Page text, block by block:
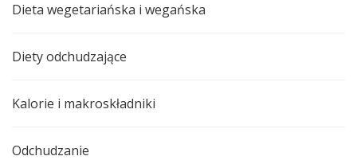
Dieta wegetariańska i wegańska
Diety odchudzające
Kalorie i makroskładniki
Odchudzanie